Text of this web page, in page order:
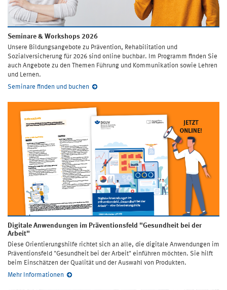
Seminare & Workshops 2026
Unsere Bildungsangebote zu Prävention, Rehabilitation und
Sozialversicherung für 2026 sind online buchbar. Im Programm finden Sie
auch Angebote zu den Themen Führung und Kommunikation sowie Lehren
und Lernen.
Seminare finden und buchen
Digitale Anwendungen im Präventionsfeld "Gesundheit bei der
Arbeit"
Diese Orientierungshilfe richtet sich an alle, die digitale Anwendungen im
Präventionsfeld "Gesundheit bei der Arbeit" einführen möchten. Sie hilft
beim Einschätzen der Qualität und der Auswahl von Produkten.
Mehr Informationen